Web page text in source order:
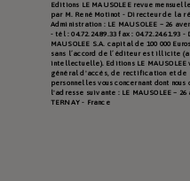
Editions LE MAUSOLEE revue
par M. René Motinot - Directeur de la
Administration : LE MAUSOLEE – 26
- tél : 04.72.24.89.33 fax : 04.72.24.61.93
MAUSOLEE S.A. capital de 100 000
sans l’accord de l’éditeur est illicite
intellectuelle). Editions LE MAUSOLEE
général d'accès, de rectification et de
personnelles vous concernant dont
l'adresse suivante : LE MAUSOLEE –
TERNAY - France